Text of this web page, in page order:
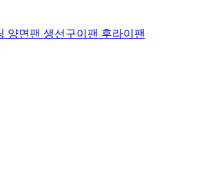
양면팬 생선구이팬 후라이팬